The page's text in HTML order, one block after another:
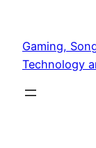
content
Gaming,
Technology